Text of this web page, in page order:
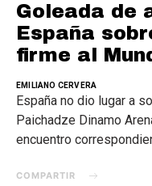
Goleada de
España
firme al
EMILIANO CERVERA
España no dio lugar a
Paichadze Dinamo
encuentro
COMPARTIR